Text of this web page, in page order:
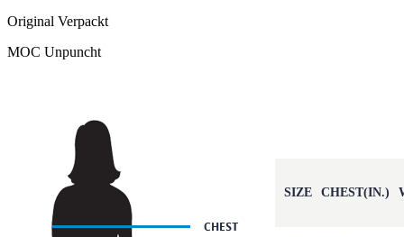
Original Verpackt
MOC Unpuncht
SIZE CHEST(IN.)